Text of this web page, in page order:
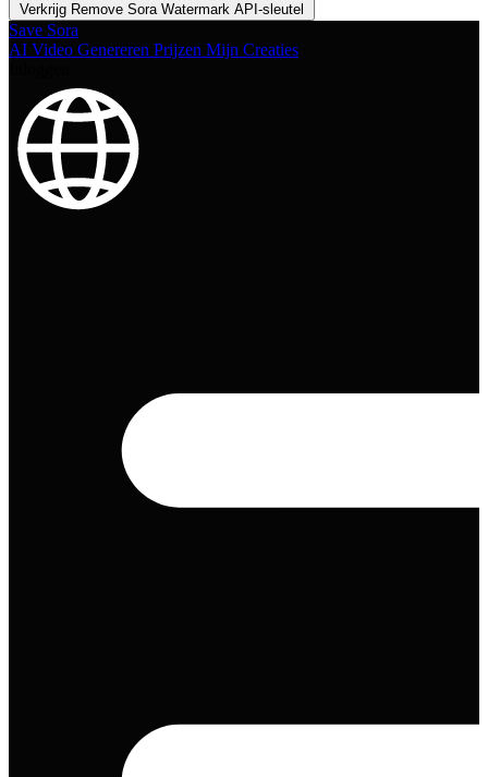
Verkrijg Remove Sora Watermark API-sleutel
Save Sora
AI Video Genereren Prijzen Mijn Creaties